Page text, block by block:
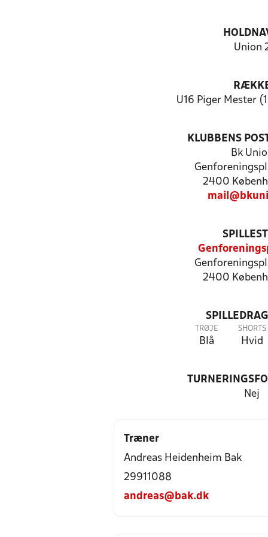
Union
U16 Piger Mester
KLUBBENS
Bk
2400
2400
TRØJE
Blå
SHORTS
Hvid
Nej
Træner
Andreas Heidenheim Bak
29911088
andreas@bak.dk